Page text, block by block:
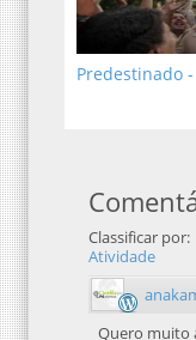
Predestinado
Classificar por:
Atividade
Quero muito